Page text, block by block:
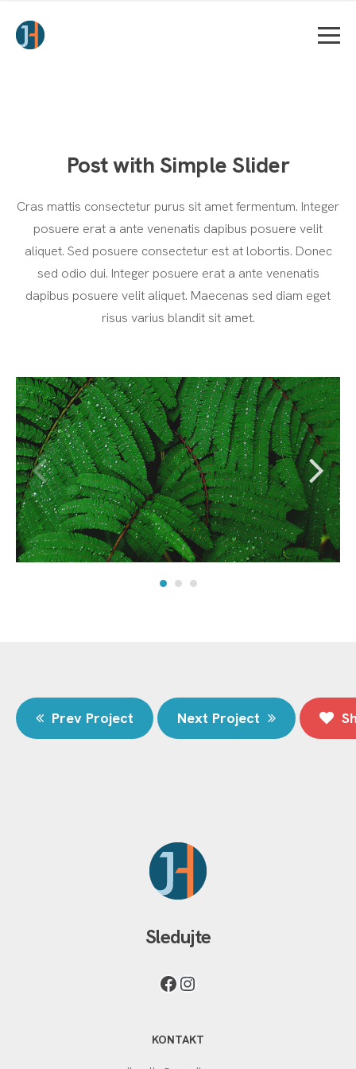
Post with Simple Slider
Cras mattis consectetur purus sit amet fermentum. Integer
posuere erat a ante venenatis dapibus posuere velit
aliquet. Sed posuere consectetur est at lobortis. Donec
sed odio dui. Integer posuere erat a ante venenatis
dapibus posuere velit aliquet. Maecenas sed diam eget
risus varius blandit sit amet.
Prev Project Next Project
Sledujte
KONTAKT